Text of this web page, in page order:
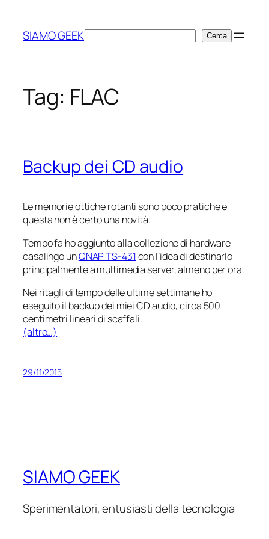
contenuto
SIAMO GEEKCerca Cerca
Tag: FLAC
Backup dei CD audio
Le memorie ottiche rotanti sono poco pratiche e
questa non è certo una novità.
Tempo fa ho aggiunto alla collezione di hardware
casalingo unQNAP TS-431con l’idea di destinarlo
principalmente a multimedia server, almeno per ora.
Nei ritagli di tempo delle ultime settimane ho
eseguito il backup dei miei CD audio, circa 500
centimetri lineari di scaffali.
(altro…)
29/11/2015
SIAMO GEEK
Sperimentatori, entusiasti della tecnologia